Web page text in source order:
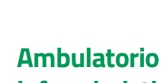
Luoghi
Salta al contenuto
Ambulatorio